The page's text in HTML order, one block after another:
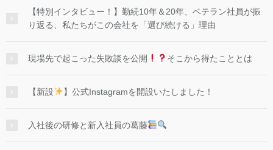
【特別インタビュー！】勤続10年＆20年、ベテラン社員が振
り返る、私たちがこの会社を「選び続ける」理由
現場先で起こった失敗談を公開 そこから得たこととは
【新設 】公式Instagramを開設いたしました！
入社後の研修と新入社員の葛藤